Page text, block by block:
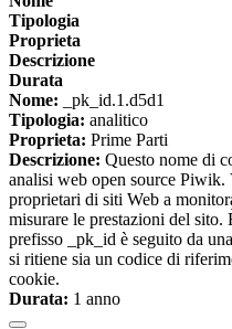
Tipologia
Proprieta
Descrizione
Durata
Nome: _pk_id.1.d5d1
Tipologia: analitico
Proprieta: Prime Parti
Descrizione: Questo nome di
analisi web open source Piwik.
proprietari di siti Web a
misurare le prestazioni del
prefisso _pk_id è seguito da
si ritiene sia un codice di
cookie.
Durata: 1 anno